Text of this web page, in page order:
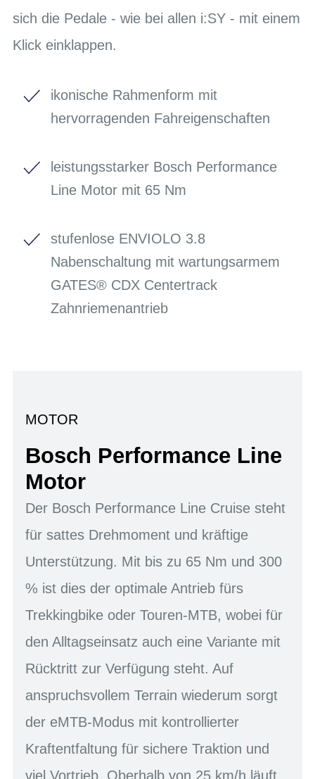
sich die Pedale - wie bei allen i:SY - mit einem
Klick einklappen.
ikonische Rahmenform mit
hervorragenden Fahreigenschaften
leistungsstarker Bosch Performance
Line Motor mit 65 Nm
stufenlose ENVIOLO 3.8
Nabenschaltung mit wartungsarmem
GATES® CDX Centertrack
Zahnriemenantrieb
MOTOR
Bosch Performance Line
Motor
Der Bosch Performance Line Cruise steht
für sattes Drehmoment und kräftige
Unterstützung. Mit bis zu 65 Nm und 300
% ist dies der optimale Antrieb fürs
Trekkingbike oder Touren-MTB, wobei für
den Alltagseinsatz auch eine Variante mit
Rücktritt zur Verfügung steht. Auf
anspruchsvollem Terrain wiederum sorgt
der eMTB-Modus mit kontrollierter
Kraftentfaltung für sichere Traktion und
viel Vortrieb. Oberhalb von 25 km/h läuft